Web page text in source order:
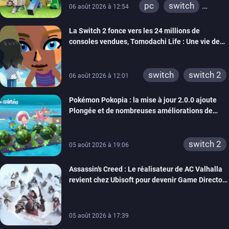
06 août 2026 à 12:54 pc
switch
xbox one
wiiu
3ds
ps3
switch 2
La Switch 2 fonce vers les 24 millions de
consoles vendues, Tomodachi Life : Une vie de
06 août 2026 à 12:01 switch switch 2
Pokémon Pokopia : la mise à jour 2.0.0 ajoute
Plongée et de nombreuses améliorations de
05 août 2026 à 19:06 switch 2
Assassin’s Creed : Le réalisateur de AC Valhalla
revient chez Ubisoft pour devenir Game Director
05 août 2026 à 17:39